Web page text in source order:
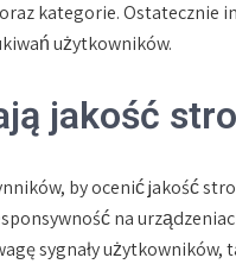
kategorie. Ostatecznie
użytkowników.
jakość
by ocenić jakość
na
sygnały użytkowników,